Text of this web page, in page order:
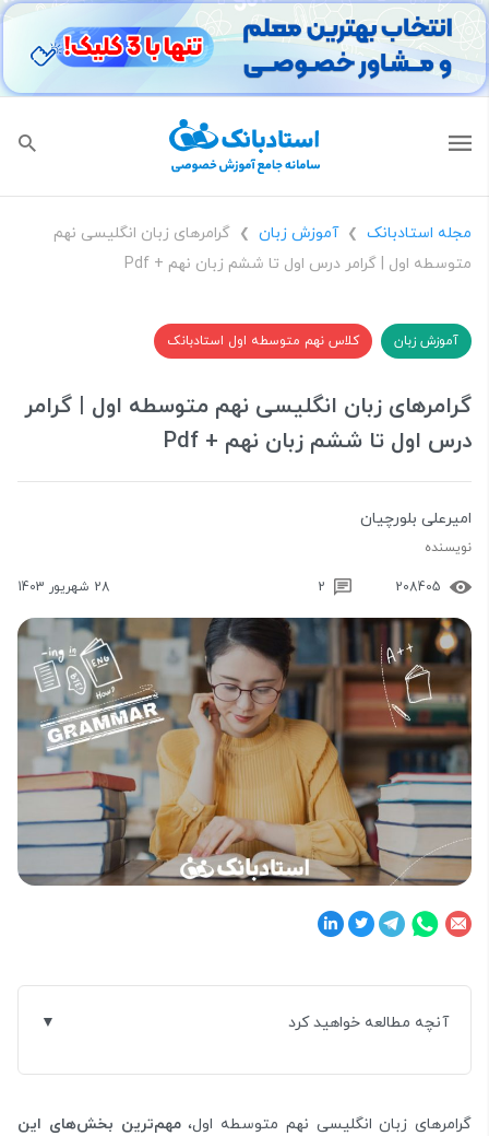
مجله استادبانک ❯ آموزش زبان ❯
گرامرهای زبان انگلیسی نهم
متوسطه اول | گرامر درس اول تا ششم زبان نهم + Pdf
آموزش زبان کلاس نهم متوسطه اول استادبانک
گرامرهای زبان انگلیسی نهم متوسطه اول | گرامر
درس اول تا ششم زبان نهم + Pdf
امیرعلی بلورچیان
نویسنده
208405
2 28 شهریور 1403
آنچه مطالعه خواهید کرد
گرامرهای زبان انگلیسی نهم متوسطه اول،مهم‌ترین بخش‌های این